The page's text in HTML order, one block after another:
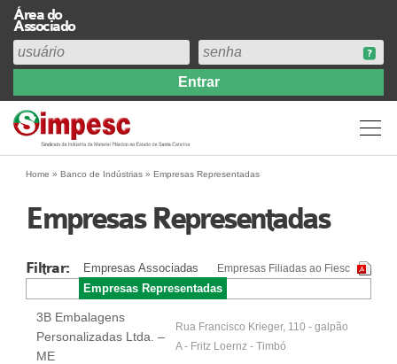
Área do
Associado
Institucional
Perfil
Diretoria
Abrangência
Acervo
Prestação de Contas
Central de Comunicação
Links
Home » Banco de Indústrias » Empresas Representadas
Empresas Representadas
Empresas Filiadas ao Fiesc
Filtrar:
Empresas Associadas
Empresas Representadas
3B Embalagens
Personalizadas Ltda. –
ME
Rua Francisco Krieger, 110 - galpão
A - Fritz Loernz - Timbó